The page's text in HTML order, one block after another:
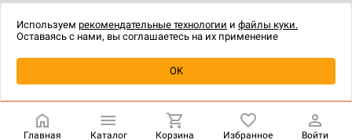
Купить| 2 490 ₽
технологии.
Главная Каталог Корзина Избранное Войти
Используем рекомендательные технологии и файлы куки.
Оставаясь с нами, вы соглашаетесь на их применение
OK